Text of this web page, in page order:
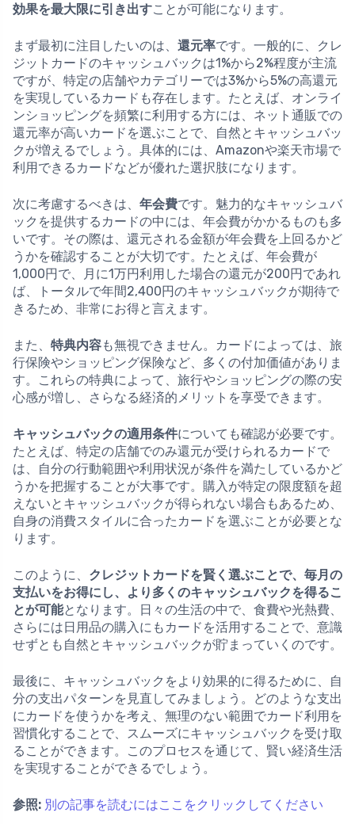
効果を最大限に引き出すことが可能になります。
まず最初に注目したいのは、 還元率です。一般的に、クレ
ジットカードのキャッシュバックは1%から2%程度が主流
ですが、特定の店舗やカテゴリーでは3%から5%の高還元
を実現しているカードも存在します。たとえば、オンライ
ンショッピングを頻繁に利用する方には、ネット通販での
還元率が高いカードを選ぶことで、自然とキャッシュバッ
クが増えるでしょう。具体的には、Amazonや楽天市場で
利用できるカードなどが優れた選択肢になります。
次に考慮するべきは、 年会費です。魅力的なキャッシュバ
ックを提供するカードの中には、年会費がかかるものも多
いです。その際は、還元される金額が年会費を上回るかど
うかを確認することが大切です。たとえば、年会費が
1,000円で、月に1万円利用した場合の還元が200円であれ
ば、トータルで年間2,400円のキャッシュバックが期待で
きるため、非常にお得と言えます。
また、 特典内容も無視できません。カードによっては、旅
行保険やショッピング保険など、多くの付加価値がありま
す。これらの特典によって、旅行やショッピングの際の安
心感が増し、さらなる経済的メリットを享受できます。
キャッシュバックの適用条件についても確認が必要です。
たとえば、特定の店舗でのみ還元が受けられるカードで
は、自分の行動範囲や利用状況が条件を満たしているかど
うかを把握することが大事です。購入が特定の限度額を超
えないとキャッシュバックが得られない場合もあるため、
自身の消費スタイルに合ったカードを選ぶことが必要とな
ります。
このように、 クレジットカードを賢く選ぶことで、毎月の
支払いをお得にし、より多くのキャッシュバックを得るこ
とが可能となります。日々の生活の中で、食費や光熱費、
さらには日用品の購入にもカードを活用することで、意識
せずとも自然とキャッシュバックが貯まっていくのです。
最後に、キャッシュバックをより効果的に得るために、自
分の支出パターンを見直してみましょう。どのような支出
にカードを使うかを考え、無理のない範囲でカード利用を
習慣化することで、スムーズにキャッシュバックを受け取
ることができます。このプロセスを通じて、賢い経済生活
を実現することができるでしょう。
参照: 別の記事を読むにはここをクリックしてください